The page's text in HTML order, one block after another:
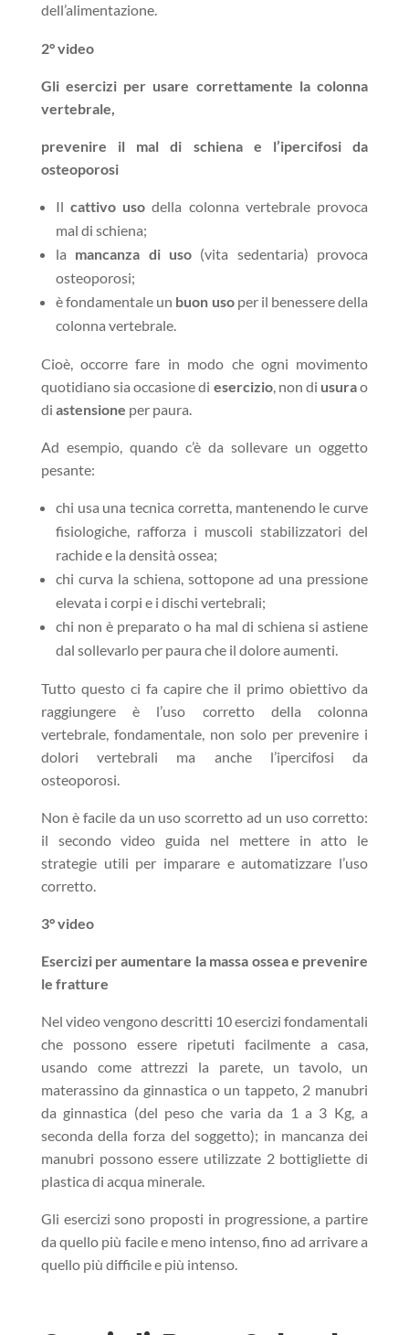
dell’alimentazione.
2° video
Gli esercizi per usare correttamente la colonna
vertebrale,
prevenire il mal di schiena e l’ipercifosi da
osteoporosi
Ilcattivo uso della colonna vertebrale provoca
mal di schiena;
la mancanza di uso (vita sedentaria) provoca
osteoporosi;
è fondamentale un buon usoper il benessere della
colonna vertebrale.
Cioè, occorre fare in modo che ogni movimento
quotidiano sia occasione di esercizio, non di usurao
di astensione per paura.
Ad esempio, quando c’è da sollevare un oggetto
pesante:
chi usa una tecnica corretta, mantenendo le curve
fisiologiche, rafforza i muscoli stabilizzatori del
rachide e la densità ossea;
chi curva la schiena, sottopone ad una pressione
elevata i corpi e i dischi vertebrali;
chi non è preparato o ha mal di schiena si astiene
dal sollevarlo per paura che il dolore aumenti.
Tutto questo ci fa capire che il primo obiettivo da
raggiungere è l’uso corretto della colonna
vertebrale, fondamentale, non solo per prevenire i
dolori vertebrali ma anche l’ipercifosi da
osteoporosi.
Non è facile da un uso scorretto ad un uso corretto:
il secondo video guida nel mettere in atto le
strategie utili per imparare e automatizzare l’uso
corretto.
3° video
Esercizi per aumentare la massa ossea e prevenire
le fratture
Nel video vengono descritti 10 esercizi fondamentali
che possono essere ripetuti facilmente a casa,
usando come attrezzi la parete, un tavolo, un
materassino da ginnastica o un tappeto, 2 manubri
da ginnastica (del peso che varia da 1 a 3 Kg, a
seconda della forza del soggetto); in mancanza dei
manubri possono essere utilizzate 2 bottigliette di
plastica di acqua minerale.
Gli esercizi sono proposti in progressione, a partire
da quello più facile e meno intenso, fino ad arrivare a
quello più difficile e più intenso.